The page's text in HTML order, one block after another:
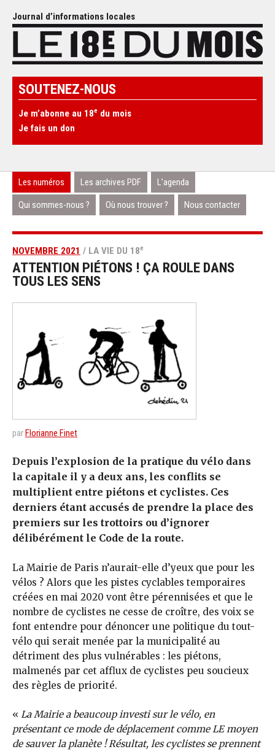
Journal d’informations locales
SOUTENEZ-NOUS
Je m’abonne au 18e du mois
Je fais un don
Les numéros Les archives PDF L’agenda
Qui sommes-nous ? Où nous trouver ? Nous contacter
NOVEMBRE 2021 / LA VIE DU 18e
ATTENTION PIÉTONS ! ÇA ROULE DANS
TOUS LES SENS
parFlorianne Finet
Depuis l’explosion de la pratique du vélo dans
la capitale il y a deux ans, les conflits se
multiplient entre piétons et cyclistes. Ces
derniers étant accusés de prendre la place des
premiers sur les trottoirs ou d’ignorer
délibérément le Code de la route.
La Mairie de Paris n’aurait-elle d’yeux que pour les
vélos ? Alors que les pistes cyclables temporaires
créées en mai 2020 vont être pérennisées et que le
nombre de cyclistes ne cesse de croître, des voix se
font entendre pour dénoncer une politique du tout-
vélo qui serait menée par la municipalité au
détriment des plus vulnérables : les piétons,
malmenés par cet afflux de cyclistes peu soucieux
des règles de priorité.
« La Mairie a beaucoup investi sur le vélo, en
présentant ce mode de déplacement comme LE moyen
de sauver la planète ! Résultat, les cyclistes se prennent